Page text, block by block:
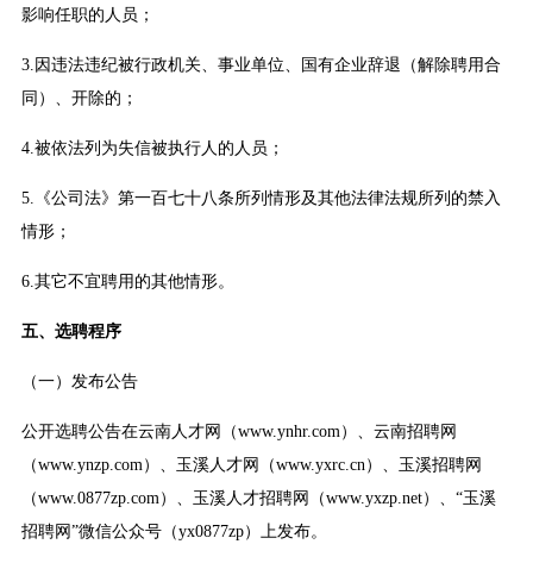
影响任职的人员；
3.因违法违纪被行政机关、事业单位、国有企业辞退（解除聘用合
同）、开除的；
4.被依法列为失信被执行人的人员；
5.《公司法》第一百七十八条所列情形及其他法律法规所列的禁入
情形；
6.其它不宜聘用的其他情形。
五、选聘程序
（一）发布公告
公开选聘公告在云南人才网（www.ynhr.com）、云南招聘网
（www.ynzp.com）、玉溪人才网（www.yxrc.cn）、玉溪招聘网
（www.0877zp.com）、玉溪人才招聘网（www.yxzp.net）、“玉溪
招聘网”微信公众号（yx0877zp）上发布。